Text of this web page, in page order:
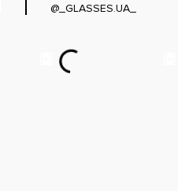
@_GLASSES.UA_